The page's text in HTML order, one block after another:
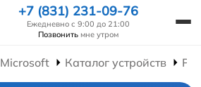
+7 (831) 231-09-76
Ежедневно с 9:00 до 21:00
Позвонить мне утром
Каталог устройств